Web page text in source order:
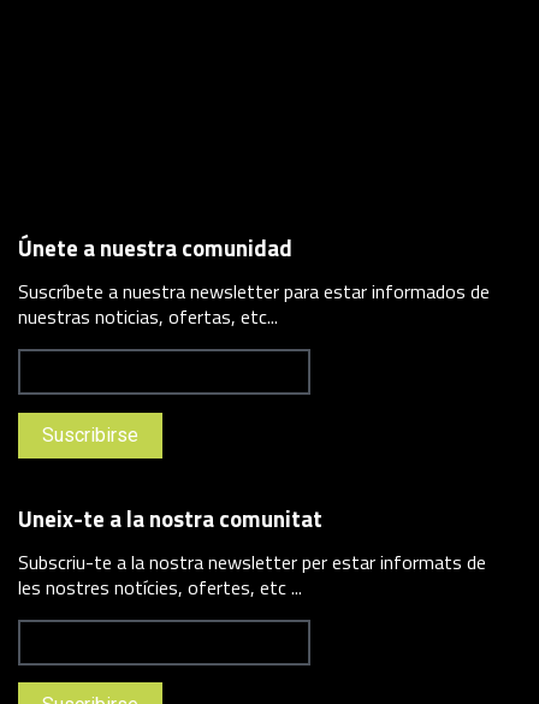
Únete a nuestra comunidad
Suscríbete a nuestra newsletter para estar informados de
nuestras noticias, ofertas, etc...
Uneix-te a la nostra comunitat
Subscriu-te a la nostra newsletter per estar informats de
les nostres notícies, ofertes, etc ...